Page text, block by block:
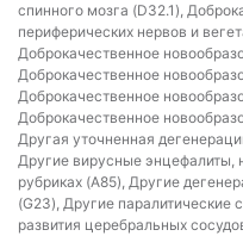
спинного мозга (D32.1),
периферических нервов и
Доброкачественное
Доброкачественное
Доброкачественное
Доброкачественное
Другая уточненная
Другие вирусные энцефалиты,
рубриках (A85), Другие
(G23), Другие паралитические
развития церебральных